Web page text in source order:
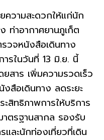
ความสะดวกให้แก่นัก
ท่าอากาศยานภูเก็ต
วจหนังสือเดินทาง
รในวันที่ 13 มิ.ย. นี้
สาร เพิ่มความรวดเร็ว
สือเดินทาง ลดระยะ
ะสิทธิภาพการให้บริการ
าตรฐานสากล รองรับ
และนักท่องเที่ยวที่เดิน